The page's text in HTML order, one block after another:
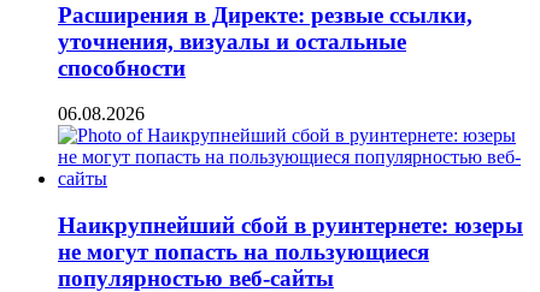
Расширения в Директе: резвые ссылки,
уточнения, визуалы и остальные
способности
06.08.2026
Наикрупнейший сбой в руинтернете: юзеры
не могут попасть на пользующиеся
популярностью веб-сайты